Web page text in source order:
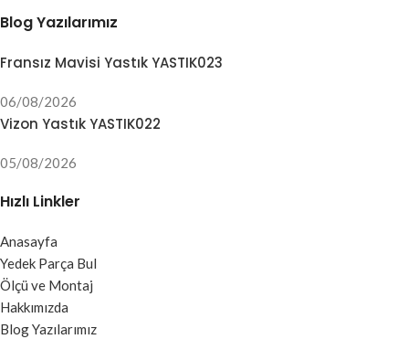
Blog Yazılarımız
Fransız Mavisi Yastık YASTIK023
06/08/2026
Vizon Yastık YASTIK022
05/08/2026
Hızlı Linkler
Anasayfa
Yedek Parça Bul
Ölçü ve Montaj
Hakkımızda
Blog Yazılarımız